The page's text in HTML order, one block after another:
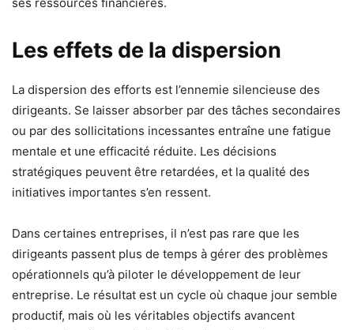
Les effets de la dispersion
La dispersion des efforts est l’ennemie silencieuse des
dirigeants. Se laisser absorber par des tâches secondaires
ou par des sollicitations incessantes entraîne une fatigue
mentale et une efficacité réduite. Les décisions
stratégiques peuvent être retardées, et la qualité des
initiatives importantes s’en ressent.
Dans certaines entreprises, il n’est pas rare que les
dirigeants passent plus de temps à gérer des problèmes
opérationnels qu’à piloter le développement de leur
entreprise. Le résultat est un cycle où chaque jour semble
productif, mais où les véritables objectifs avancent